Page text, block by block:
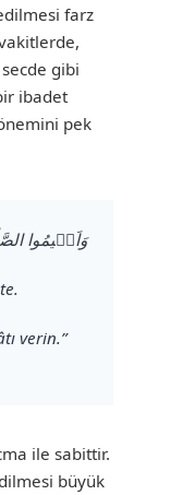
farz
gibi
ibadet
pek
وَاَق۪يمُوا
verin.”
ile sabittir.
büyük